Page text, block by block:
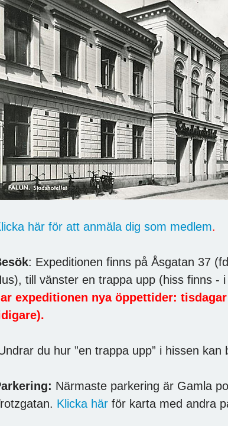
här för att anmäla dig som medlem.
: Expeditionen finns på Åsgatan 37
till vänster en trappa upp (hiss finns -
expeditionen nya öppettider:
du hur ”en trappa upp” i hissen kan
Närmaste parkering är Gamla
Klicka här för karta med andra